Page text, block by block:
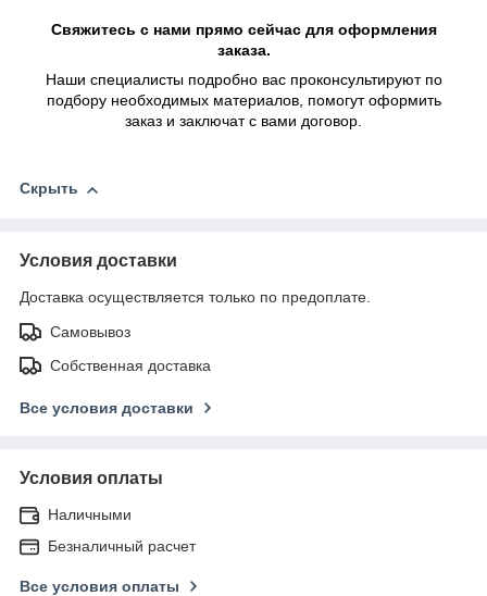
Свяжитесь с нами прямо сейчас для оформления
заказа.
Наши специалисты подробно вас проконсультируют по
подбору необходимых материалов, помогут оформить
заказ и заключат с вами договор.
Скрыть
Условия доставки
Доставка осуществляется только по предоплате.
Самовывоз
Собственная доставка
Все условия доставки
Условия оплаты
Наличными
Безналичный расчет
Все условия оплаты